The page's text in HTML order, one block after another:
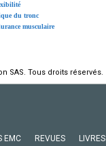
du tronc
musculaire
SAS. Tous droits réservés.
EMC REVUES LIVRES